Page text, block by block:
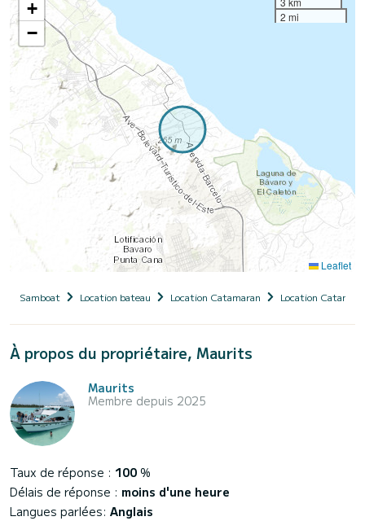
+
−
2 mi
Leaflet
Samboat Location bateau Location Catamaran Location
À propos du propriétaire, Maurits
Maurits
Membre depuis 2025
Taux de réponse : 100 %
Délais de réponse : moins d'une heure
Langues parlées: Anglais